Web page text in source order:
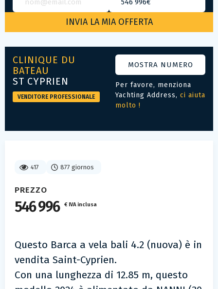
417 877 giornos
PREZZO
546 996 € IVA inclusa
Questo Barca a vela bali 4.2 (nuova) è in
vendita Saint-Cyprien.
Con una lunghezza di 12.85 m, questo
CLINIQUE DU
BATEAU
ST CYPRIEN
VENDITORE PROFESSIONALE
MOSTRA NUMERO
Per favore, menziona
Yachting Address, ci aiuta
molto !